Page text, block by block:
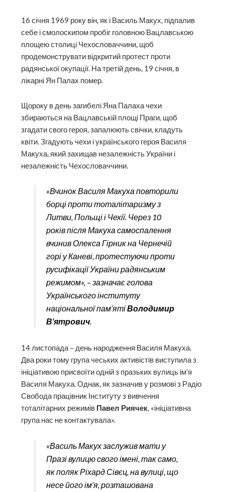
16 січня 1969 року він, як і Василь Макух, підпалив
себе і смолоскипом пробіг головною Вацлавською
площею столиці Чехословаччини, щоб
продемонструвати відкритий протест проти
радянської окупації. На третій день, 19 січня, в
лікарні Ян Палах помер.
Щороку в день загибелі Яна Палаха чехи
збираються на Вацлавській площі Праги, щоб
згадати свого героя, запалюють свічки, кладуть
квіти. Згадують чехи і українського героя Василя
Макуха, який захищав незалежність України і
незалежність Чехословаччини.
«Вчинок Василя Макуха повторили
борці проти тоталітаризму з
Литви, Польщі і Чехії. Через 10
років після Макуха самоспалення
вчинив Олекса Гірник на Чернечій
горі у Каневі, протестуючи проти
русифікації України радянським
режимом», – зазначає голова
Українського інституту
національної пам’ятіВолодимир
В’ятрович.
14 листопада – день народження Василя Макуха.
Два роки тому група чеських активістів виступила з
ініціативою присвоїти одній з празьких вулиць ім’я
Василя Макуха. Однак, як зазначив у розмові з Радіо
Свобода працівник Інституту з вивчення
тоталітарних режимів ​ Павел Риячек, «ініціативна
група нас не контактувала».
«Василь Макух заслужив мати у
Празі вулицю свого імені, так само,
як поляк Ріхард Сівєц, на вулиці, що
несе його ім’я, розташована